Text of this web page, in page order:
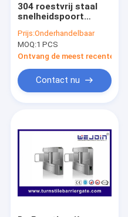
304 roestvrij staal
snelheidspoort
borstelloze
besturing
Prijs:Onderhandelbaar
MOQ:1 PCS
Ontvang de meest recente Prijs
Contact nu